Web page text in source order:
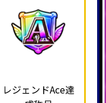
レジェンドAce達